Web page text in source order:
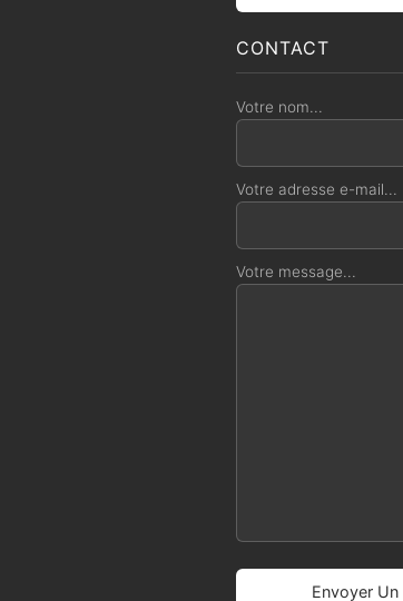
CONTACT
Votre nom...
Votre adresse e-mail...
Votre message...